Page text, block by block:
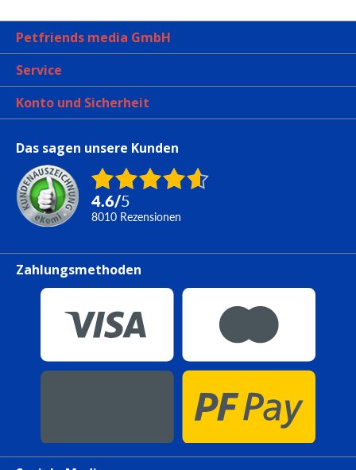
Petfriends media GmbH
Service
Konto und Sicherheit
Das sagen unsere Kunden
4.6/5
8010 Rezensionen
Zahlungsmethoden